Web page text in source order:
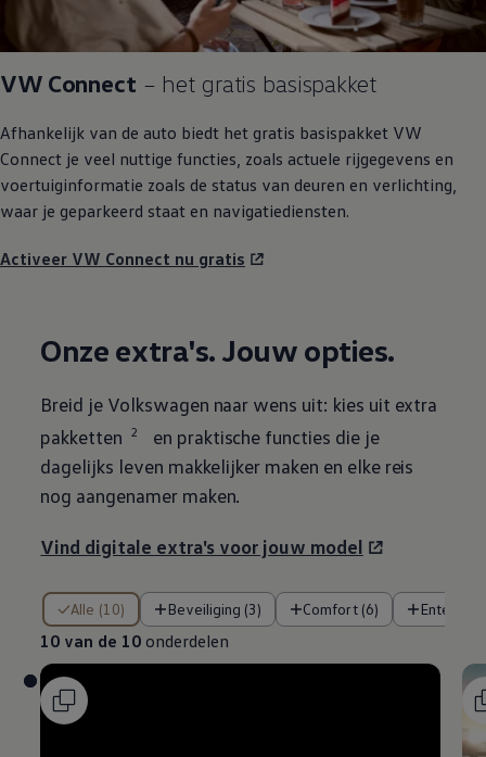
VW Connect – het gratis basispakket
Afhankelijk van de auto biedt het gratis basispakket VW
Connect je veel nuttige functies, zoals actuele rijgegevens en
voertuiginformatie zoals de status van deuren en verlichting,
waar je geparkeerd staat en navigatiediensten.
Activeer VW Connect nu gratis
Onze extra's. Jouw opties.
Breid je Volkswagen naar wens uit: kies uit extra
pakketten
2
en praktische functies die je
dagelijks leven makkelijker maken en elke reis
nog aangenamer maken.
Vind digitale extra's voor jouw model
Alle (10) Beveiliging (3) Comfort (6)
10 van de 10 onderdelen
10 van de 10 onderdelen